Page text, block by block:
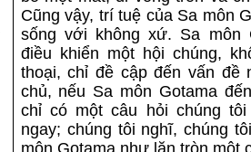
Cũng vậy, trí tuệ của Sa môn
sống với không xứ. Sa môn
điều khiển một hội chúng,
thoại, chỉ đề cập đến vấn đề
chủ, nếu Sa môn Gotama
chỉ có một câu hỏi chúng
ngay; chúng tôi nghĩ, chúng